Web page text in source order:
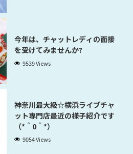
今年は、チャットレディの面接
を受けてみませんか?
9539 Views
神奈川最大級☆横浜ライブチャ
ット専門店最近の様子紹介です
（*＾0＾*）
9054 Views